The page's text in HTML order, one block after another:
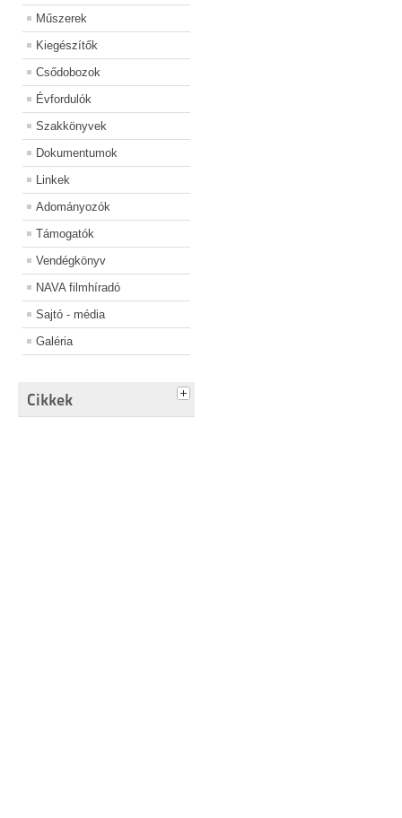
Műszerek
Kiegészítők
Csődobozok
Évfordulók
Szakkönyvek
Dokumentumok
Linkek
Adományozók
Támogatók
Vendégkönyv
NAVA filmhíradó
Sajtó - média
Galéria
Cikkek